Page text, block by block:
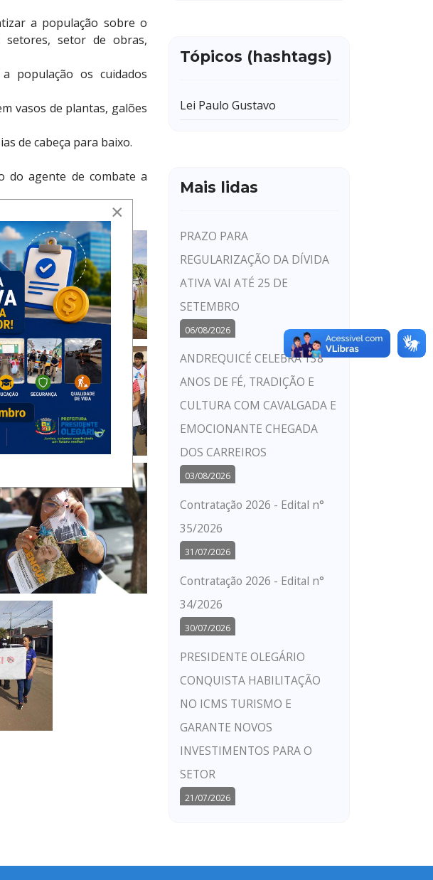
a população sobre o
setores, setor de obras,
população os cuidados
vasos de plantas, galões
de cabeça para baixo.
do agente de combate a
Tópicos (hashtags)
Lei Paulo Gustavo
Mais lidas
PRAZO PARA
REGULARIZAÇÃO DA DÍVIDA
ATIVA VAI ATÉ 25 DE
SETEMBRO
06/08/2026
ANDREQUICÉ CELEBRA 138
ANOS DE FÉ, TRADIÇÃO E
CULTURA COM CAVALGADA E
EMOCIONANTE CHEGADA
DOS CARREIROS
03/08/2026
Contratação 2026 - Edital n°
35/2026
31/07/2026
Contratação 2026 - Edital n°
34/2026
30/07/2026
PRESIDENTE OLEGÁRIO
CONQUISTA HABILITAÇÃO
NO ICMS TURISMO E
GARANTE NOVOS
INVESTIMENTOS PARA O
SETOR
21/07/2026
×